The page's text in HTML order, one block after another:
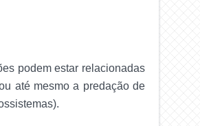
podem estar relacionadas
até mesmo a predação de